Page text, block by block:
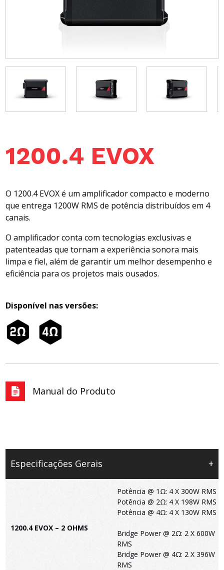
1200.4 EVOX
O 1200.4 EVOX é um amplificador compacto e moderno
que entrega 1200W RMS de potência distribuídos em 4
canais.
O amplificador conta com tecnologias exclusivas e
patenteadas que tornam a experiência sonora mais
limpa e fiel, além de garantir um melhor desempenho e
eficiência para os projetos mais ousados.
Disponível nas versões:
Manual do Produto
Especificações Gerais +
1200.4 EVOX – 2 OHMS
Potência @ 1Ω: 4 X 300W RMS
Potência @ 2Ω: 4 X 198W RMS
Potência @ 4Ω: 4 X 130W RMS
Bridge Power @ 2Ω: 2 X 600W
RMS
Bridge Power @ 4Ω: 2 X 396W
RMS